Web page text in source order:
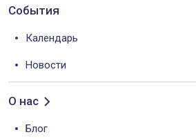
События
Календарь
Новости
О нас
Блог